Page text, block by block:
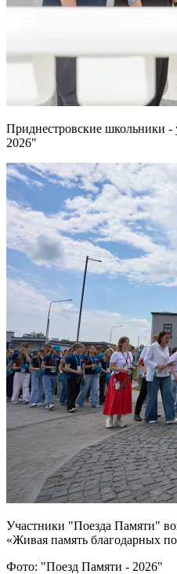
Приднестровские школьники
2026"
Участники "Поезда Памяти"
«Живая память благодарных
Фото: "Поезд Памяти - 2026"